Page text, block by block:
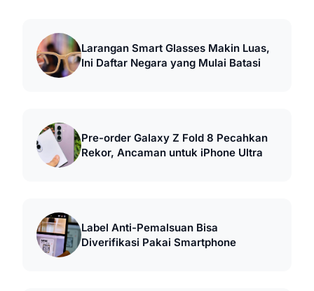
Larangan Smart Glasses Makin Luas,
Ini Daftar Negara yang Mulai Batasi
Pre-order Galaxy Z Fold 8 Pecahkan
Rekor, Ancaman untuk iPhone Ultra
Label Anti-Pemalsuan Bisa
Diverifikasi Pakai Smartphone